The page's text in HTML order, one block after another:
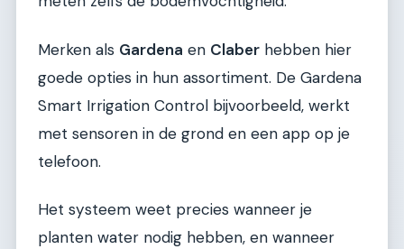
Merken als Gardena en Claber hebben hier
goede opties in hun assortiment. De Gardena
Smart Irrigation Control bijvoorbeeld, werkt
met sensoren in de grond en een app op je
telefoon.
Het systeem weet precies wanneer je
planten water nodig hebben, en wanneer